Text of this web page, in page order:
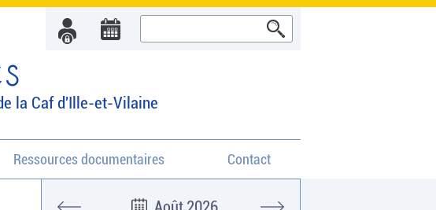
la Caf d'Ille-et-Vilaine
Ressources documentaires Contact